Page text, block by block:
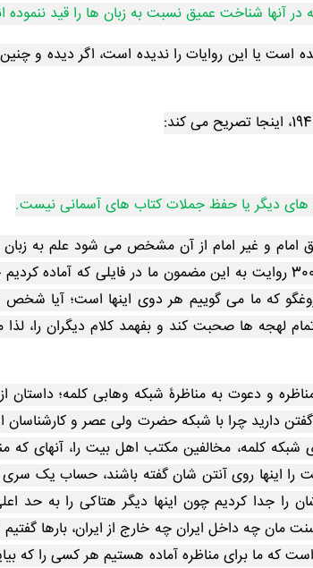
شناخت عمیق نسبت به زبان ها را قید ننموده
است یا این روایات را ندیده است، اگر دیده و
های دیگر یا حفظ جملات کتاب های آسمانی نیست.
و غیر امام از آن مشخص می شود علم به
احمد هم روایات را انکار کرده است هم ادعا کرده همچین روایاتی وجود ندارد که بارها اعلام کردیم دود 300 روایت به این مضمون
که ما می گوییم هر دوی اینها است؛ آیا
لهجه ها صحبت کند و بفهمد کلام دیگران را،
و دعوت به مناظرۀ شبکه وهابی کلمه؛ داستان از
دارید چرا با شبکه حضرت ولی عصر و کارشناسان
کلمه، مخالفین مکتب اهل بیت را، آنهای که
را اینها روی آنتن شان گفته باشند، حساب یک
جدا کردیم چون اینها دیگر هتاکی را به حد
مان چه داخل ایران چه خارج از ایران، بارها
که ما برای مناظره آماده هستیم هر کسی را که